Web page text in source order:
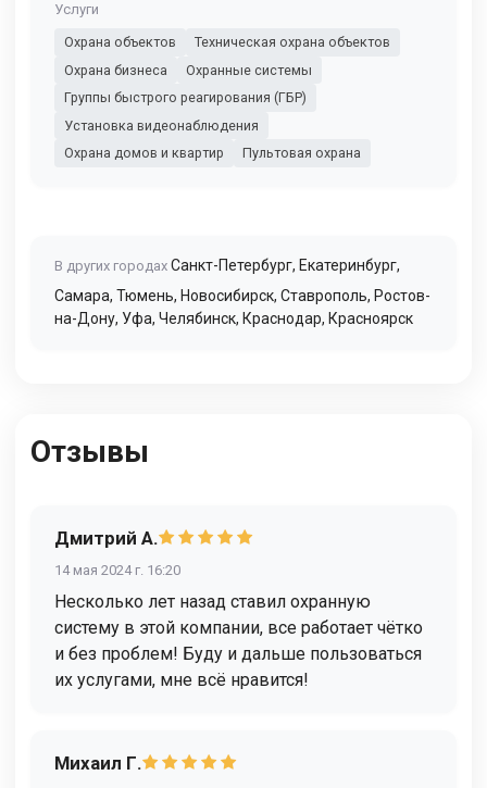
Услуги
Охрана объектов
Техническая охрана объектов
Охрана бизнеса
Охранные системы
Группы быстрого реагирования (ГБР)
Установка видеонаблюдения
Охрана домов и квартир
Пультовая охрана
В других городах Санкт-Петербург, Екатеринбург,
Самара, Тюмень, Новосибирск, Ставрополь, Ростов-
на-Дону, Уфа, Челябинск, Краснодар, Красноярск
Отзывы
Дмитрий А.
14 мая 2024 г. 16:20
Несколько лет назад ставил охранную
систему в этой компании, все работает чётко
и без проблем! Буду и дальше пользоваться
их услугами, мне всё нравится!
Михаил Г.